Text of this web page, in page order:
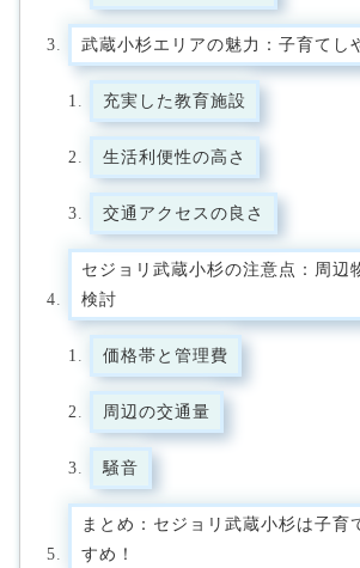
武蔵小杉エリアの魅力：子育てし
充実した教育施設
生活利便性の高さ
交通アクセスの良さ
セジョリ武蔵小杉の注意点：周辺
検討
価格帯と管理費
周辺の交通量
騒音
まとめ：セジョリ武蔵小杉は子育
すめ！